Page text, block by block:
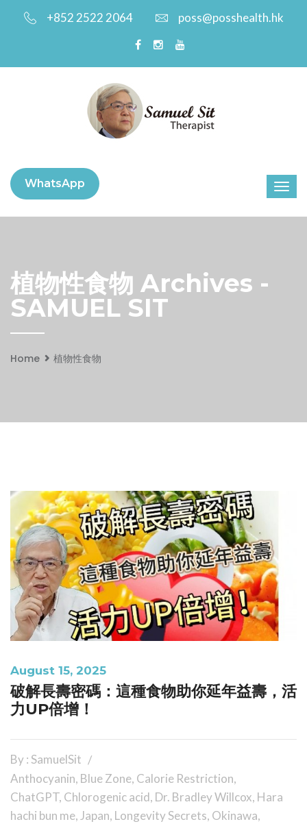
+852 2522 2064 poss@posshealth.hk
WhatsApp
植物性食物 Archives -
SAMUEL SIT
Home 植物性食物
August 15, 2025
破解長壽密碼：這種食物助你延年益壽，活
力UP倍增！
By : SamuelSit
Anthocyanin, Blue Zone, Calorie Restriction,
ChatGPT, Chlorogenic acid, Dr. Bradley Willcox, Hara
hachi bun me,Japan, Longevity Secrets, Okinawa,